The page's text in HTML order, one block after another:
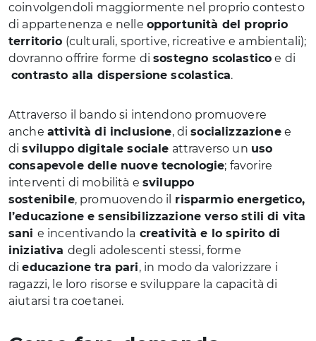
coinvolgendoli maggiormente nel proprio contesto
di appartenenza e nelle opportunità del proprio
territorio (culturali, sportive, ricreative e ambientali);
dovranno offrire forme disostegno scolastico e di
contrasto alla dispersione scolastica.
Attraverso il bando si intendono promuovere
anche attività di inclusione, disocializzazionee
disviluppo digitale sociale attraverso un uso
consapevole delle nuove tecnologie; favorire
interventi di mobilità esviluppo
sostenibile, promuovendo il risparmio energetico,
l’educazione e sensibilizzazione verso stili di vita
sani e incentivando la creatività e lo spirito di
iniziativa degli adolescenti stessi, forme
dieducazione tra pari, in modo da valorizzare i
ragazzi, le loro risorse e sviluppare la capacità di
aiutarsi tra coetanei.